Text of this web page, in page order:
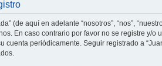
(de aquí en adelante “nosotros”, “nos”,
En caso contrario por favor no se registre y/
cuenta periódicamente. Seguir registrado a